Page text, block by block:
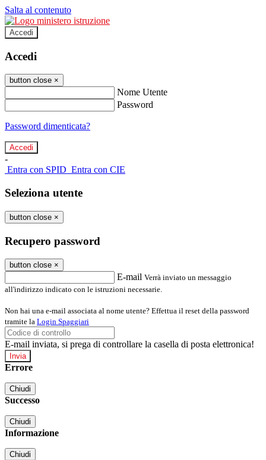
Salta al contenuto
Accedi
Accedi
button close ×
Nome Utente
Password
Password dimenticata?
-
Entra con SPID Entra con CIE
Seleziona utente
button close ×
Recupero password
button close ×
E-mail Verrà inviato un messaggio
all'indirizzo indicato con le istruzioni necessarie.
Non hai una e-mail associata al nome utente? Effettua il reset della password
tramite la Login Spaggiari
E-mail inviata, si prega di controllare la casella di posta elettronica!
Errore
Chiudi
Successo
Chiudi
Informazione
Chiudi